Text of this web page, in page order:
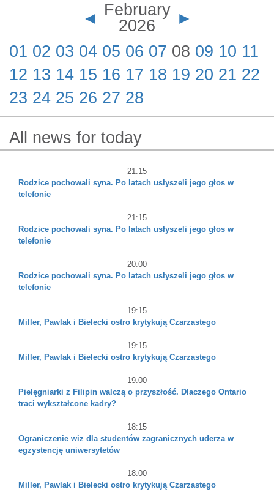
◄ February
2026
►
01 02 03 04 05 06 07 08 09 10 11
12 13 14 15 16 17 18 19 20 21 22
23 24 25 26 27 28
All news for today
21:15
Rodzice pochowali syna. Po latach usłyszeli jego głos w
telefonie
21:15
Rodzice pochowali syna. Po latach usłyszeli jego głos w
telefonie
20:00
Rodzice pochowali syna. Po latach usłyszeli jego głos w
telefonie
19:15
Miller, Pawlak i Bielecki ostro krytykują Czarzastego
19:15
Miller, Pawlak i Bielecki ostro krytykują Czarzastego
19:00
Pielęgniarki z Filipin walczą o przyszłość. Dlaczego Ontario
traci wykształcone kadry?
18:15
Ograniczenie wiz dla studentów zagranicznych uderza w
egzystencję uniwersytetów
18:00
Miller, Pawlak i Bielecki ostro krytykują Czarzastego